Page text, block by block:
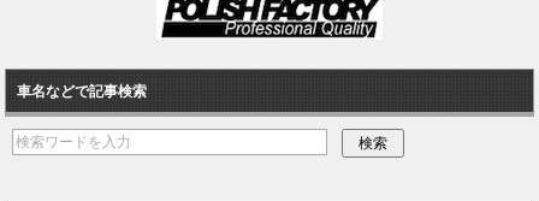
車名などで記事検索